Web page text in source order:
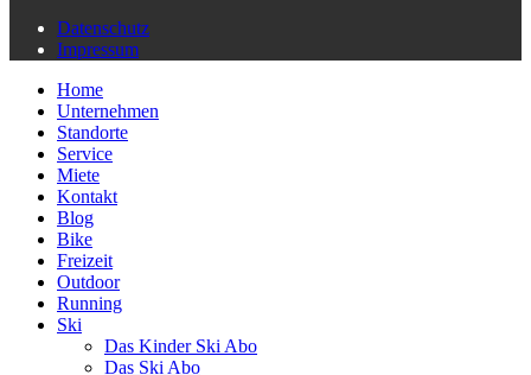
Datenschutz
Impressum
Home
Unternehmen
Standorte
Service
Miete
Kontakt
Blog
Bike
Freizeit
Outdoor
Running
Ski
Das Kinder Ski Abo
Das Ski Abo